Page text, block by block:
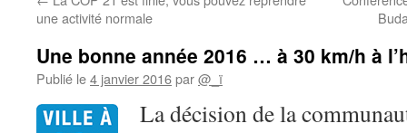
une activité normale
Une bonne année 2016 … à 30 km/h à
Publié le4 janvier 2016par@_ï
Ladécision de la